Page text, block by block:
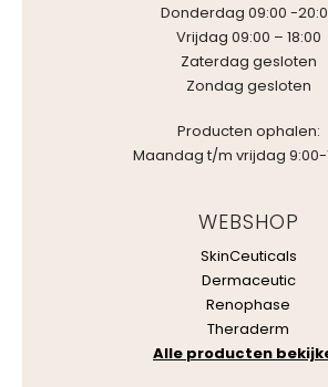
Donderdag 09:00 -
Vrijdag 09:00 – 18:00
Zaterdag gesloten
Zondag gesloten
Producten ophalen:
Maandag t/m vrijdag 9:00-
WEBSHOP
SkinCeuticals
Dermaceutic
Renophase
Theraderm
Alle producten